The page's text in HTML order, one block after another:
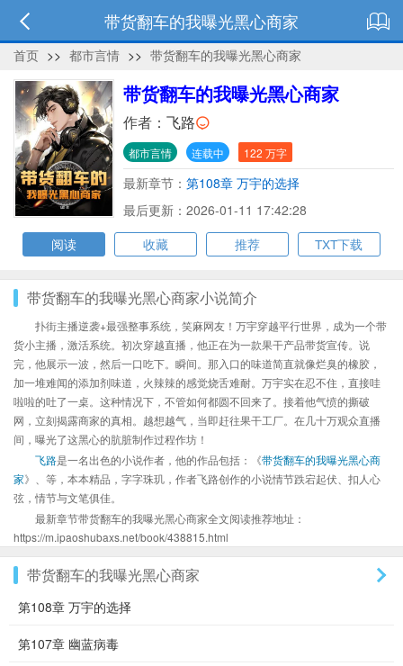
带货翻车的我曝光黑心商家
首页 >> 都市言情 >> 带货翻车的我曝光黑心商家
带货翻车的我曝光黑心商家
作者： 飞路
都市言情 连载中 122 万字
最新章节： 第108章 万宇的选择
最后更新：2026-01-11 17:42:28
阅读
收藏 推荐 TXT下载
带货翻车的我曝光黑心商家小说简介
扑街主播逆袭+最强整事系统，笑麻网友！万宇穿越平行世界，成为一个带
货小主播，激活系统。初次穿越直播，他正在为一款果干产品带货宣传。说
完，他展示一波，然后一口吃下。瞬间。那入口的味道简直就像烂臭的橡胶，
加一堆难闻的添加剂味道，火辣辣的感觉烧舌难耐。万宇实在忍不住，直接哇
啦啦的吐了一桌。这种情况下，不管如何都圆不回来了。接着他气愤的撕破
网，立刻揭露商家的真相。越想越气，当即赶往果干工厂。在几十万观众直播
间，曝光了这黑心的肮脏制作过程作坊！
飞路是一名出色的小说作者，他的作品包括：《带货翻车的我曝光黑心商
家》、等，本本精品，字字珠玑，作者飞路创作的小说情节跌宕起伏、扣人心
弦，情节与文笔俱佳。
最新章节带货翻车的我曝光黑心商家全文阅读推荐地址：
https://m.ipaoshubaxs.net/book/438815.html
带货翻车的我曝光黑心商家
第108章 万宇的选择
第107章 幽蓝病毒